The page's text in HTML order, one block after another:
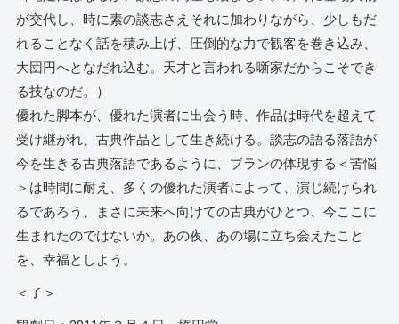
が交代し、時に素の談志さえそれに加わりながら、少しもだ
れることなく話を積み上げ、圧倒的な力で観客を巻き込み、
大団円へとなだれ込む。天才と言われる噺家だからこそでき
る技なのだ。）
優れた脚本が、優れた演者に出会う時、作品は時代を超えて
受け継がれ、古典作品として生き続ける。談志の語る落語が
今を生きる古典落語であるように、ブランの体現する＜苦悩
＞は時間に耐え、多くの優れた演者によって、演じ続けられ
るであろう、まさに未来へ向けての古典がひとつ、今ここに
生まれたのではないか。あの夜、あの場に立ち会えたこと
を、幸福としよう。
＜了＞